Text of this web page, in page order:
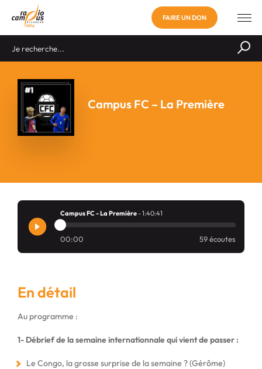
FAIRE UN DON
Campus FC – La Première
Campus FC - La Première- 1:40:41
00:00 59 écoutes
En détail
Au programme :
1- Débrief de la semaine internationnale qui vient de passer :
Le Congo, la grosse surprise de la semaine ? (Gérôme)